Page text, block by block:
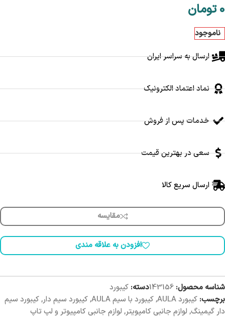
0 تومان
ناموجود
ارسال به سراسر ایران
نماد اعتماد الکترونیک
خدمات پس از فروش
سعی در بهترین قیمت
ارسال سریع کالا
مقایسه
افزودن به علاقه مندی
شناسه محصول: 143156دسته: کیبورد
برچسب: کیبورد AULA ,کیبورد با سیم AULA ,کیبورد سیم دار,کیبورد سیم
دار گیمینگ, لوازم جانبی کامپویتر, لوازم جانبی کامپیوتر و لپ تاپ